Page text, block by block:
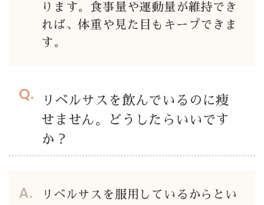
ります。食事量や運動量が維持でき
れば、体重や見た目もキープできま
す。
リベルサスを飲んでいるのに痩
せません。どうしたらいいです
か？
リベルサスを服用しているからとい